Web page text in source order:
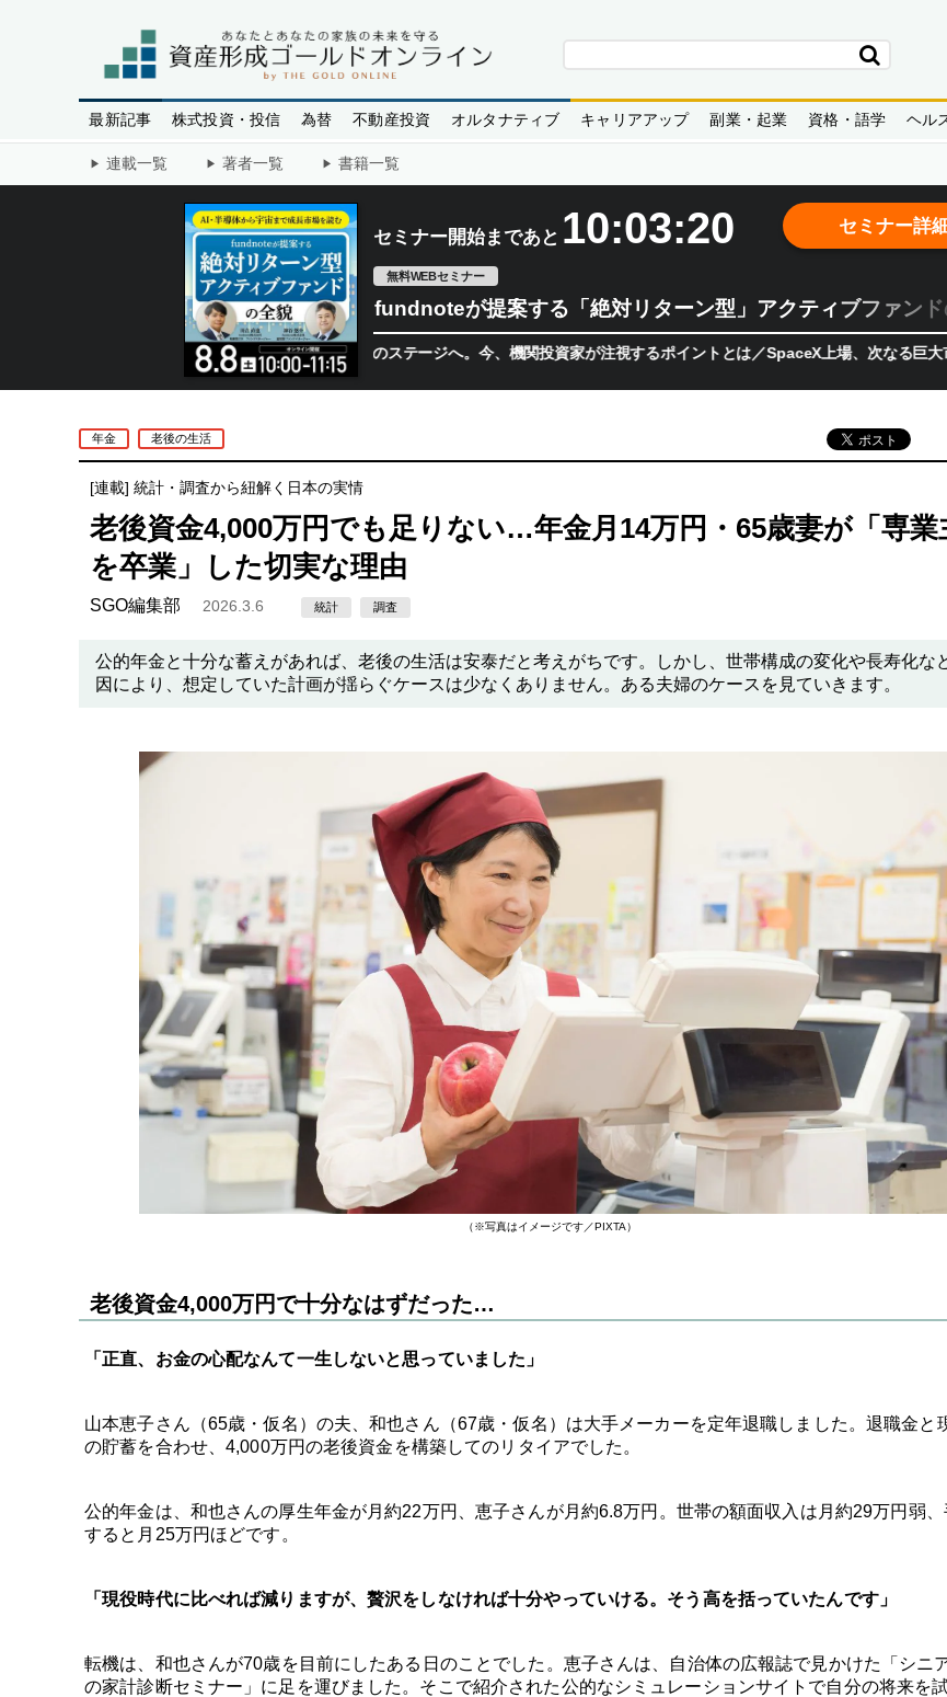
最新記事 株式投資・投信 為替 不動産投資 オルタナティブ キャリアアップ 副業・起業 資格・語学 ヘル
連載一覧 著者一覧 書籍一覧
セミナー開始まであと 10:03:19
無料WEBセミナー
fundnoteが提案する「絶対リターン型」アクティブファンド
半導体相場は次のステージへ。今、機関投資家が注視するポイントとは／SpaceX上場、次なる巨大市場は「
セミナー詳
年金 老後の生活
[連載] 統計・調査から紐解く日本の実情
老後資金4,000万円でも足りない…年金月14万円・65歳妻が「専業
を卒業」した切実な理由
SGO編集部 2026.3.6 統計 調査
公的年金と十分な蓄えがあれば、老後の生活は安泰だと考えがちです。しかし、世帯構成の変化や長寿化な
因により、想定していた計画が揺らぐケースは少なくありません。ある夫婦のケースを見ていきます。
（※写真はイメージです／PIXTA）
老後資金4,000万円で十分なはずだった…
「正直、お金の心配なんて一生しないと思っていました」
山本恵子さん（65歳・仮名）の夫、和也さん（67歳・仮名）は大手メーカーを定年退職しました。退職金と
の貯蓄を合わせ、4,000万円の老後資金を構築してのリタイアでした。
公的年金は、和也さんの厚生年金が月約22万円、恵子さんが月約6.8万円。世帯の額面収入は月約29万円弱、
すると月25万円ほどです。
「現役時代に比べれば減りますが、贅沢をしなければ十分やっていける。そう高を括っていたんです」
転機は、和也さんが70歳を目前にしたある日のことでした。恵子さんは、自治体の広報誌で見かけた「シニ
の家計診断セミナー」に足を運びました。そこで紹介された公的なシミュレーションサイトで自分の将来を